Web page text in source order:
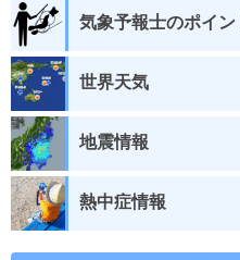
気象予報士のポイン
世界天気
地震情報
熱中症情報